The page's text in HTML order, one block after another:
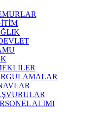
ALIMI